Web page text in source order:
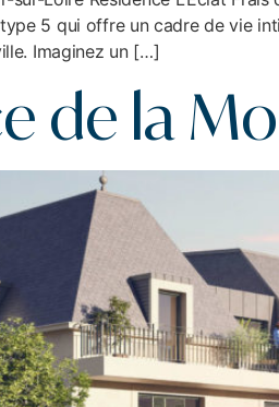
5 qui offre un cadre de vie
Imaginez un […]
de la